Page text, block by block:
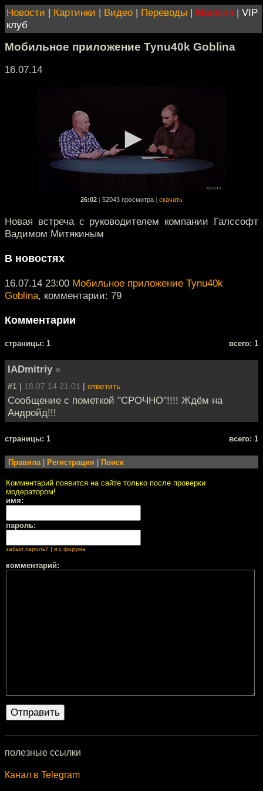
Новости | Картинки | Видео | Переводы | Магазин | VIP
клуб
Мобильное приложение Tynu40k Goblina
16.07.14
26:02 52043 просмотра скачать
Новая встреча с руководителем компании Галссофт
Вадимом Митякиным
В новостях
16.07.14 23:00 Мобильное приложение Tynu40k
Goblina, комментарии: 79
Комментарии
cтраницы: 1 всего: 1
IADmitriy »
#1 | 18.07.14 21:01 | ответить
Сообщение с пометкой "СРОЧНО"!!!! Ждём на
Андройд!!!
cтраницы: 1 всего: 1
Правила| Регистрация Поиск
Комментарий появится на сайте только после проверки
модератором!
имя:
пароль:
забыл пароль? я с форума
комментарий:
полезные ссылки
Канал в Telegram